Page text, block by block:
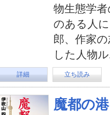
物生態学
のある人
郎、作家
した人物
詳細 立ち読み
魔都の港